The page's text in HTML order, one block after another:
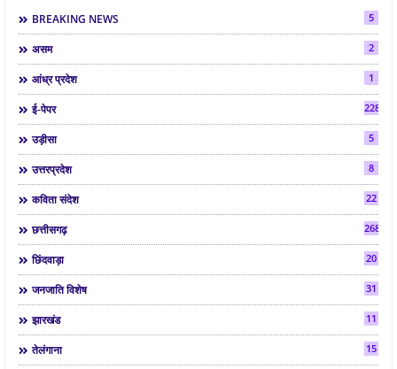
BREAKING NEWS 5
असम 2
आंध्र प्रदेश 1
ई-पेपर 2286
उड़ीसा 5
उत्तरप्रदेश 8
कविता संदेश 22
छत्तीसगढ़ 268
छिंदवाड़ा 20
जनजाति विशेष 31
झारखंड 11
तेलंगाना 15